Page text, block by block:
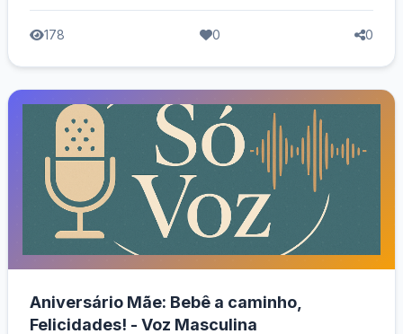
178 0 0
Aniversário Mãe: Bebê a caminho,
Felicidades! - Voz Masculina